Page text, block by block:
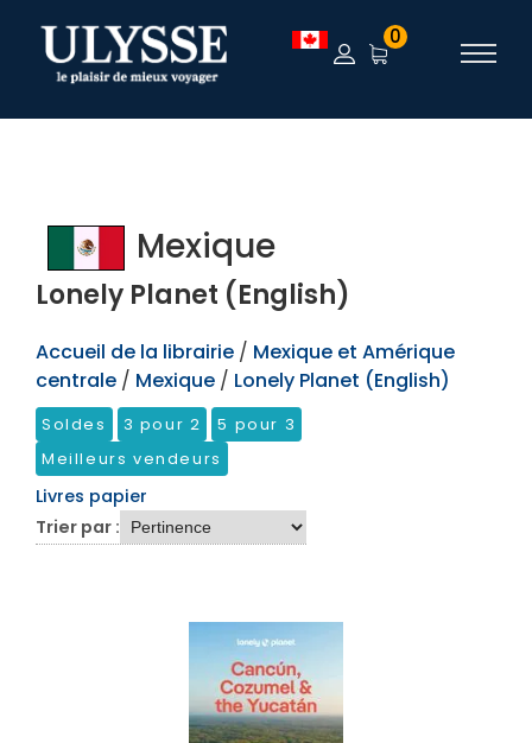
TEST 0
Mexique
Lonely Planet (English)
Accueil de la librairie / Mexique et Amérique
centrale / Mexique / Lonely Planet (English)
Soldes 3 pour 2
5 pour 3
Meilleurs vendeurs
Livres papier
Trier par :